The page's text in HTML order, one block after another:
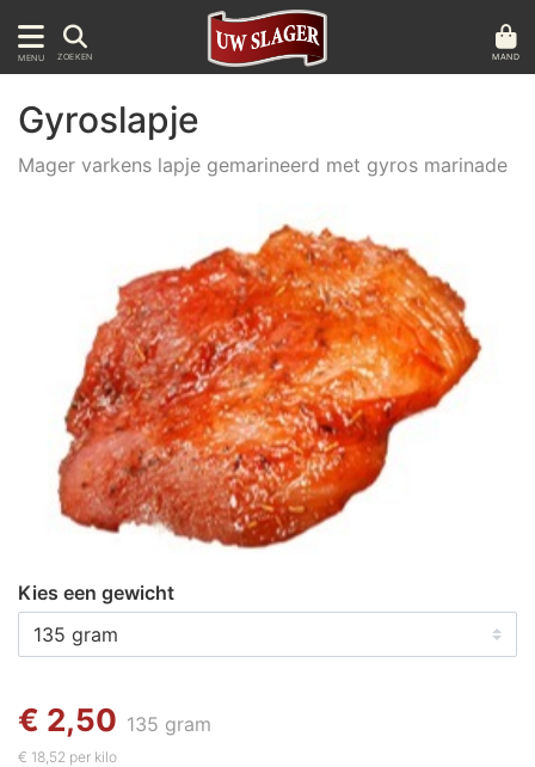
MENU ZOEKEN MAND
Gyroslapje
Mager varkens lapje gemarineerd met gyros marinade
Kies een gewicht
€ 2,50 135 gram
€ 18,52 per kilo